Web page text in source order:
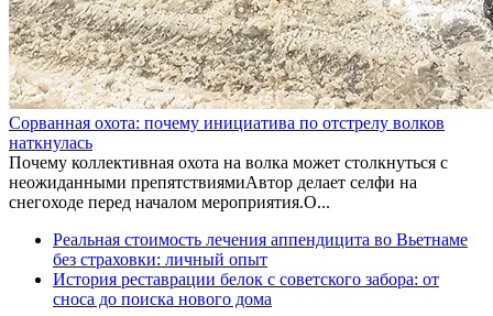
Сорванная охота: почему инициатива по отстрелу волков
наткнулась
Почему коллективная охота на волка может столкнуться с
неожиданными препятствиямиАвтор делает селфи на
снегоходе перед началом мероприятия.О...
Реальная стоимость лечения аппендицита во Вьетнаме
без страховки: личный опыт
История реставрации белок с советского забора: от
сноса до поиска нового дома